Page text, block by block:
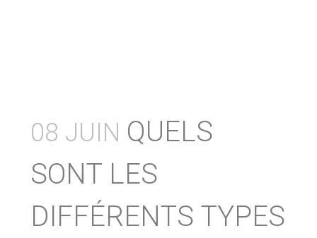
08 JUIN QUELS
SONT LES
DIFFÉRENTS TYPES